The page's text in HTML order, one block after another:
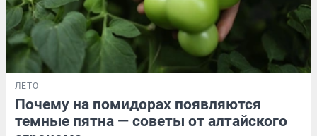
ЛЕТО
Почему на помидорах появляются
темные пятна — советы от алтайского